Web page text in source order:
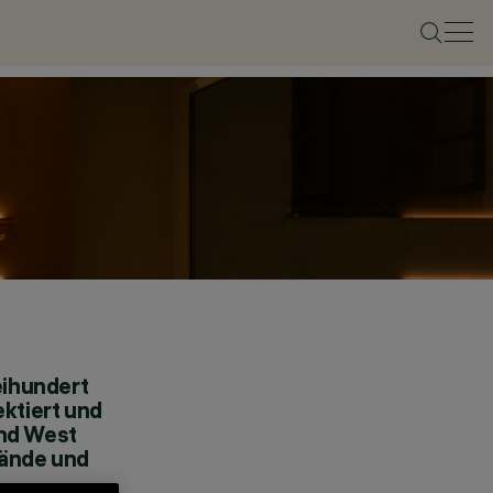
und
West
und